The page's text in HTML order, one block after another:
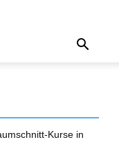
Kurse in